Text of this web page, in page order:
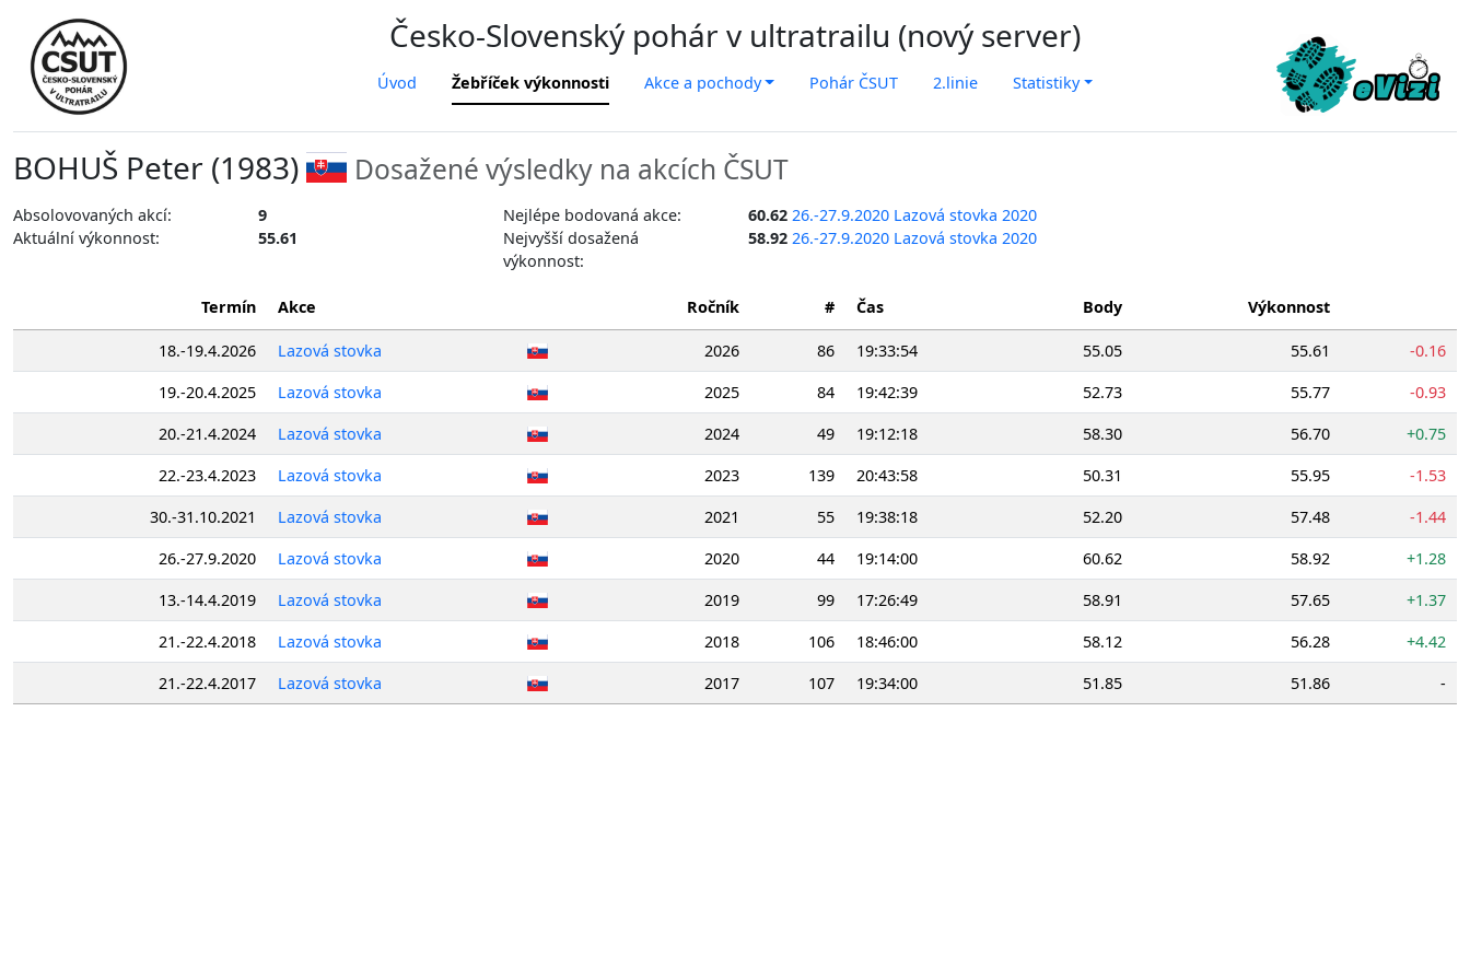
Česko-Slovenský pohár v ultratrailu (nový server)
Úvod Žebříček výkonnosti Akce a pochody Pohár ČSUT 2.linie Statistiky
BOHUŠ Peter (1983) Dosažené výsledky na akcích ČSUT
Absolovovaných akcí: 9 Nejlépe bodovaná akce: 60.62 26.-27.9.2020 Lazová stovka 2020
Aktuální výkonnost:
55.61
Nejvyšší dosažená
výkonnost:
58.92 26.-27.9.2020 Lazová stovka 2020
Termín Akce Ročník # Čas Body Výkonnost
18.-19.4.2026 Lazová stovka 2026 86 19:33:54 55.05 55.61
-0.16
19.-20.4.2025
Lazová stovka 2025 84 19:42:39 52.73 55.77
-0.93
20.-21.4.2024
Lazová stovka 2024 49 19:12:18 58.30 56.70
+0.75
22.-23.4.2023
Lazová stovka 2023 139 20:43:58 50.31 55.95
-1.53
30.-31.10.2021
Lazová stovka 2021 55 19:38:18 52.20 57.48
-1.44
26.-27.9.2020
Lazová stovka 2020 44 19:14:00 60.62 58.92
+1.28
13.-14.4.2019
Lazová stovka 2019 99 17:26:49 58.91 57.65
+1.37
21.-22.4.2018
Lazová stovka 2018 106 18:46:00 58.12 56.28
+4.42
21.-22.4.2017
Lazová stovka 2017 107 19:34:00 51.85 51.86 -